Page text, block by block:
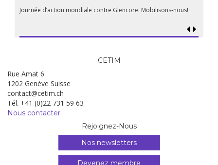
Journée d’action mondiale contre Glencore: Mobilisons-nous!
CETIM
Rue Amat 6
1202 Genève Suisse
contact@cetim.ch
Tél. +41 (0)22 731 59 63
Nous contacter
Rejoignez-Nous
Nos newsletters
Devenez membre